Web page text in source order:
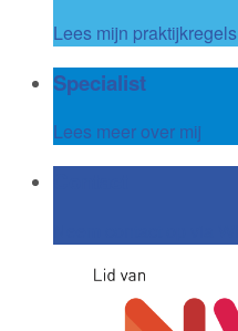
Lees mijn praktijkregels
Specialist
Lees meer over mij